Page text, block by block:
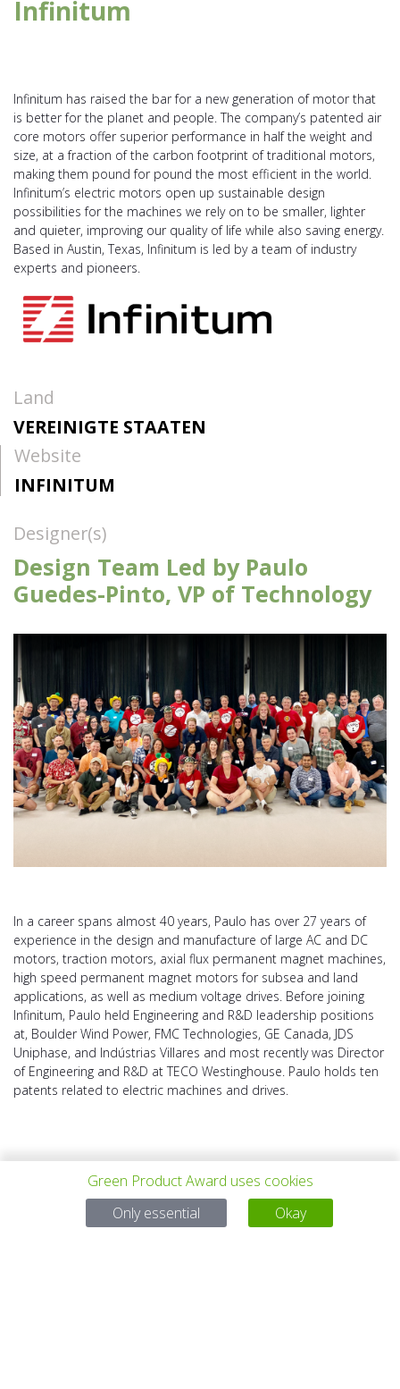
Infinitum
Infinitum has raised the bar for a new generation of motor that
is better for the planet and people. The company’s patented air
core motors offer superior performance in half the weight and
size, at a fraction of the carbon footprint of traditional motors,
making them pound for pound the most efficient in the world.
Infinitum’s electric motors open up sustainable design
possibilities for the machines we rely on to be smaller, lighter
and quieter, improving our quality of life while also saving energy.
Based in Austin, Texas, Infinitum is led by a team of industry
experts and pioneers.
Land
VEREINIGTE STAATEN
Website
INFINITUM
Designer(s)
Design Team Led by Paulo
Guedes-Pinto, VP of Technology
In a career spans almost 40 years, Paulo has over 27 years of
experience in the design and manufacture of large AC and DC
motors, traction motors, axial flux permanent magnet machines,
high speed permanent magnet motors for subsea and land
applications, as well as medium voltage drives. Before joining
Infinitum, Paulo held Engineering and R&D leadership positions
at, Boulder Wind Power, FMC Technologies, GE Canada, JDS
Uniphase, and Indústrias Villares and most recently was Director
of Engineering and R&D at TECO Westinghouse. Paulo holds ten
patents related to electric machines and drives.
ALLE PROJEKTE
Green Product Award uses cookies
Only essential
Okay